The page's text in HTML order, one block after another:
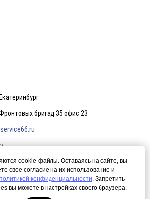
бригад 35 офис 23
cookie-файлы. Оставаясь на сайте, вы
свое согласие на их использование и
политикой конфиденциальности. Запретить
вы можете в настройках своего браузера.
конфиденциальности